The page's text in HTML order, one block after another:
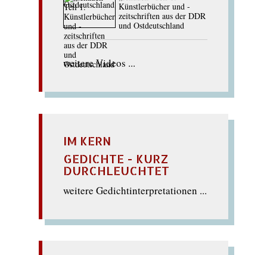
Künstlerbücher und -
zeitschriften aus der DDR
und Ostdeutschland
weitere Videos ...
IM KERN
GEDICHTE - KURZ
DURCHLEUCHTET
weitere Gedichtinterpretationen ...